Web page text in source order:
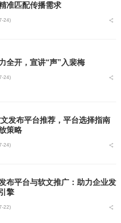
准匹配传播需求
24)
全开，宣讲“声”入裴梅
24)
发布平台推荐，平台选择指南
策略
24)
布平台与软文推广：助力企业发
擎
22)